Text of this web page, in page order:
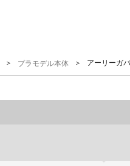
＞ プラモデル本体 ＞ アーリーガ